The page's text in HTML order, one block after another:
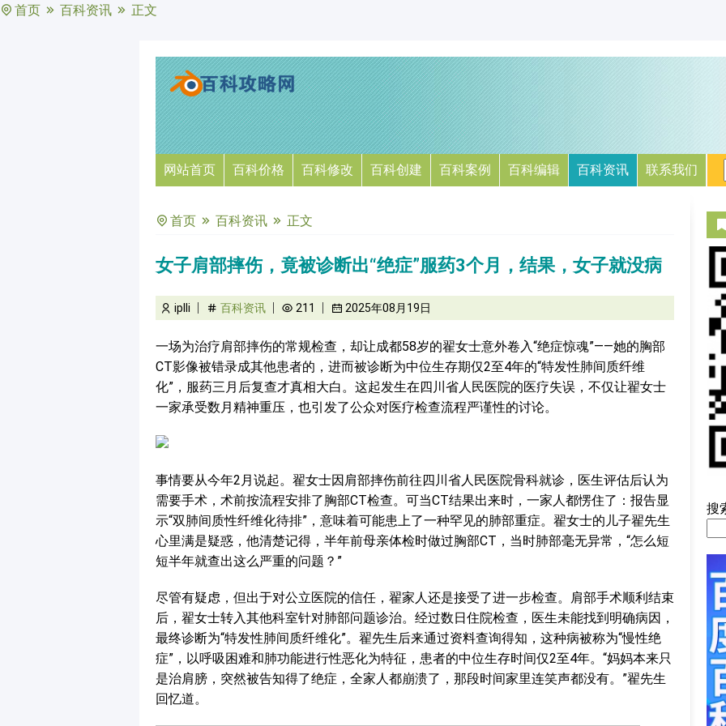
首页 百科资讯 正文
网站首页 百科价格 百科修改 百科创建 百科案例 百科编辑 百科资讯 联系我们
首页 百科资讯 正文
女子肩部摔伤，竟被诊断出“绝症”服药3个月，结果，女子就没病
iplli 百科资讯 211 2025年08月19日
一场为治疗肩部摔伤的常规检查，却让成都58岁的翟女士意外卷入“绝症惊魂”——她的胸部
CT影像被错录成其他患者的，进而被诊断为中位生存期仅2至4年的“特发性肺间质纤维
化”，服药三月后复查才真相大白。这起发生在四川省人民医院的医疗失误，不仅让翟女士
一家承受数月精神重压，也引发了公众对医疗检查流程严谨性的讨论。
事情要从今年2月说起。翟女士因肩部摔伤前往四川省人民医院骨科就诊，医生评估后认为
需要手术，术前按流程安排了胸部CT检查。可当CT结果出来时，一家人都愣住了：报告显
示“双肺间质性纤维化待排”，意味着可能患上了一种罕见的肺部重症。翟女士的儿子翟先生
心里满是疑惑，他清楚记得，半年前母亲体检时做过胸部CT，当时肺部毫无异常，“怎么短
短半年就查出这么严重的问题？”
尽管有疑虑，但出于对公立医院的信任，翟家人还是接受了进一步检查。肩部手术顺利结束
后，翟女士转入其他科室针对肺部问题诊治。经过数日住院检查，医生未能找到明确病因，
最终诊断为“特发性肺间质纤维化”。翟先生后来通过资料查询得知，这种病被称为“慢性绝
症”，以呼吸困难和肺功能进行性恶化为特征，患者的中位生存时间仅2至4年。“妈妈本来只
是治肩膀，突然被告知得了绝症，全家人都崩溃了，那段时间家里连笑声都没有。”翟先生
回忆道。
搜